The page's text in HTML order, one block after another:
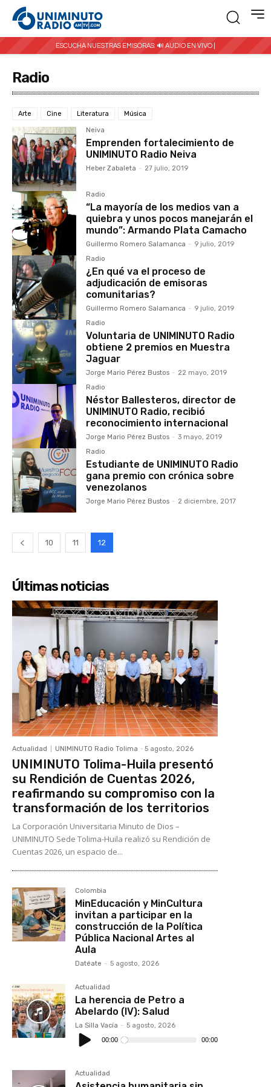
ESCUCHA NUESTRAS EMISORAS: 🔊 AUDIO EN VIVO |
Radio
Arte Cine Literatura Música
Neiva
Emprenden fortalecimiento de
UNIMINUTO Radio Neiva
Heber Zabaleta - 27 julio, 2019
Radio
“La mayoría de los medios van a
quiebra y unos pocos manejarán el
mundo”: Armando Plata Camacho
Guillermo Romero Salamanca - 9 julio, 2019
Radio
¿En qué va el proceso de
adjudicación de emisoras
comunitarias?
Guillermo Romero Salamanca - 9 julio, 2019
Radio
Voluntaria de UNIMINUTO Radio
obtiene 2 premios en Muestra
Jaguar
Jorge Mario Pérez Bustos - 22 mayo, 2019
Radio
Néstor Ballesteros, director de
UNIMINUTO Radio, recibió
reconocimiento internacional
Jorge Mario Pérez Bustos - 3 mayo, 2019
Radio
Estudiante de UNIMINUTO Radio
gana premio con crónica sobre
venezolanos
Jorge Mario Pérez Bustos - 2 diciembre, 2017
10 11 12
Últimas noticias
Actualidad UNIMINUTO Radio Tolima - 5 agosto, 2026
UNIMINUTO Tolima-Huila presentó
su Rendición de Cuentas 2026,
reafirmando su compromiso con la
transformación de los territorios
La Corporación Universitaria Minuto de Dios –
UNIMINUTO Sede Tolima-Huila realizó su Rendición de
Cuentas 2026, un espacio de...
Colombia
MinEducación y MinCultura
invitan a participar en la
construcción de la Política
Pública Nacional Artes al
Aula
Datéate - 5 agosto, 2026
Actualidad
La herencia de Petro a
Abelardo (IV): Salud
La Silla Vacía - 5 agosto, 2026
Reproductor
de
audio
00:00 00:00
Actualidad